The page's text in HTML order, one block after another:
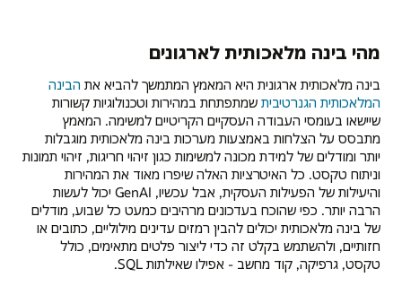
מהי בינה מלאכותית לארגונים
בינה מלאכותית ארגונית היא המאמץ המתמשך להביא את הבינה
המלאכותית הגנרטיבית שמתפתחת במהירות וטכנולוגיות קשורות
שיישאו בעומסי העבודה העסקיים הקריטיים למשימה. המאמץ
מתבסס על הצלחות באמצעות מערכות בינה מלאכותית מוגבלות
יותר ומודלים של למידת מכונה למשימות כגון זיהוי חריגות, זיהוי תמונות
וניתוח טקסט. כל האיטרציות האלה שיפרו מאוד את המהירות
והיעילות של הפעילות העסקית, אבל עכשיו, GenAI יכול לעשות
הרבה יותר. כפי שהוכח בעדכונים מרהיבים כמעט כל שבוע, מודלים
של בינה מלאכותית יכולים להבין רמזים עדינים מילוליים, כתובים או
חזותיים, ולהשתמש בקלט זה כדי ליצור פלטים מתאימים, כולל
טקסט, גרפיקה, קוד מחשב - אפילו שאילתות SQL.